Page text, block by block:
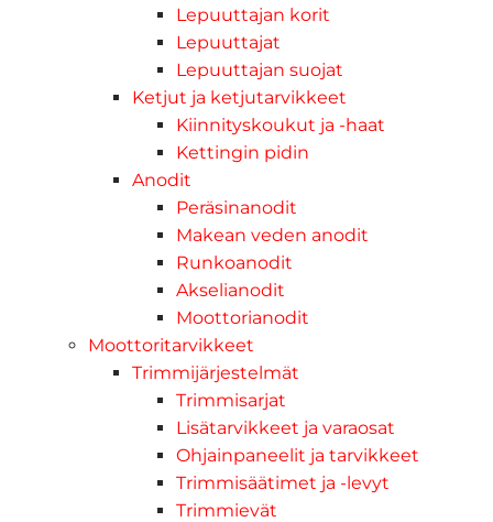
Lepuuttajan korit
Lepuuttajat
Lepuuttajan suojat
Ketjut ja ketjutarvikkeet
Kiinnityskoukut ja -haat
Kettingin pidin
Anodit
Peräsinanodit
Makean veden anodit
Runkoanodit
Akselianodit
Moottorianodit
Moottoritarvikkeet
Trimmijärjestelmät
Trimmisarjat
Lisätarvikkeet ja varaosat
Ohjainpaneelit ja tarvikkeet
Trimmisäätimet ja -levyt
Trimmievät